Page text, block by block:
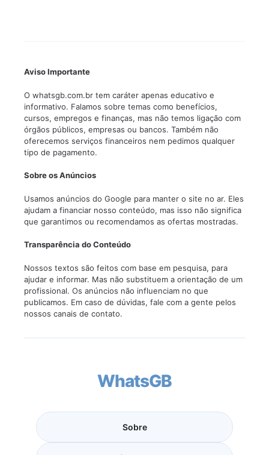
Aviso Importante
O whatsgb.com.br tem caráter apenas educativo e
informativo. Falamos sobre temas como benefícios,
cursos, empregos e finanças, mas não temos ligação com
órgãos públicos, empresas ou bancos. Também não
oferecemos serviços financeiros nem pedimos qualquer
tipo de pagamento.
Sobre os Anúncios
Usamos anúncios do Google para manter o site no ar. Eles
ajudam a financiar nosso conteúdo, mas isso não significa
que garantimos ou recomendamos as ofertas mostradas.
Transparência do Conteúdo
Nossos textos são feitos com base em pesquisa, para
ajudar e informar. Mas não substituem a orientação de um
profissional. Os anúncios não influenciam no que
publicamos. Em caso de dúvidas, fale com a gente pelos
nossos canais de contato.
WhatsGB
Sobre